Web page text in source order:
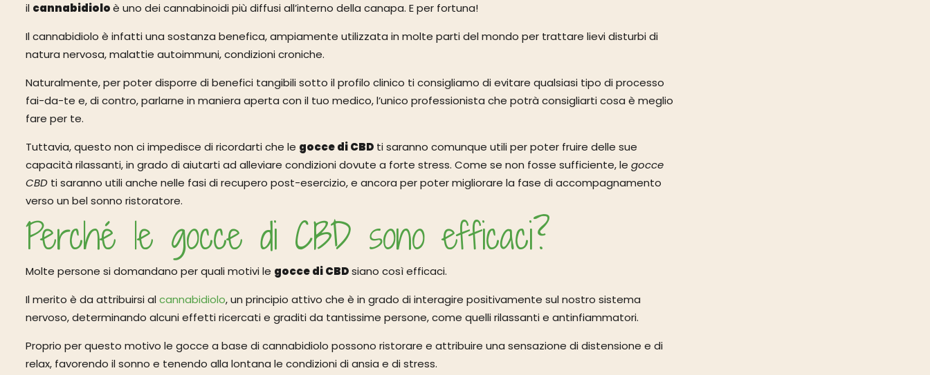
il cannabidioloè uno dei cannabinoidi più diffusi all’interno della canapa. E per fortuna!
Il cannabidiolo è infatti una sostanza benefica, ampiamente utilizzata in molte parti del mondo per trattare lievi disturbi di
natura nervosa, malattie autoimmuni, condizioni croniche.
Naturalmente, per poter disporre di benefici tangibili sotto il profilo clinico ti consigliamo di evitare qualsiasi tipo di processo
fai-da-te e, di contro, parlarne in maniera aperta con il tuo medico, l’unico professionista che potrà consigliarti cosa è meglio
fare per te.
Tuttavia, questo non ci impedisce di ricordarti che le gocce di CBD ti saranno comunque utili per poter fruire delle sue
capacità rilassanti, in grado di aiutarti ad alleviare condizioni dovute a forte stress. Come se non fosse sufficiente, le gocce
CBD ti saranno utili anche nelle fasi di recupero post-esercizio, e ancora per poter migliorare la fase di accompagnamento
verso un bel sonno ristoratore.
Perché le gocce di CBD sono efficaci?
Molte persone si domandano per quali motivi le gocce di CBDsiano così efficaci.
Il merito è da attribuirsi alcannabidiolo, un principio attivo che è in grado di interagire positivamente sul nostro sistema
nervoso, determinando alcuni effetti ricercati e graditi da tantissime persone, come quelli rilassanti e antinfiammatori.
Proprio per questo motivo le gocce a base di cannabidiolo possono ristorare e attribuire una sensazione di distensione e di
relax, favorendo il sonno e tenendo alla lontana le condizioni di ansia e di stress.